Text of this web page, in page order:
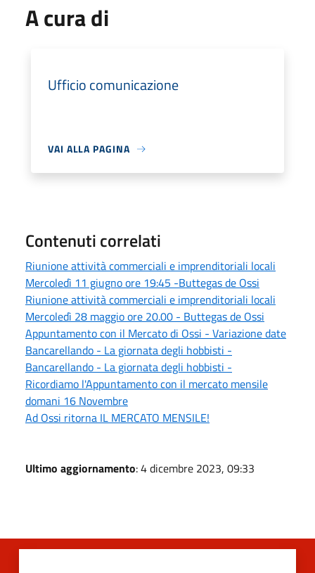
A cura di
Ufficio comunicazione
VAI ALLA PAGINA
Contenuti correlati
Riunione attività commerciali e imprenditoriali locali
Mercoledì 11 giugno ore 19:45 -Buttegas de Ossi
Riunione attività commerciali e imprenditoriali locali
Mercoledì 28 maggio ore 20.00 - Buttegas de Ossi
Appuntamento con il Mercato di Ossi - Variazione date
Bancarellando - La giornata degli hobbisti -
Bancarellando - La giornata degli hobbisti -
Ricordiamo l'Appuntamento con il mercato mensile
domani 16 Novembre
Ad Ossi ritorna IL MERCATO MENSILE!
Ultimo aggiornamento: 4 dicembre 2023, 09:33